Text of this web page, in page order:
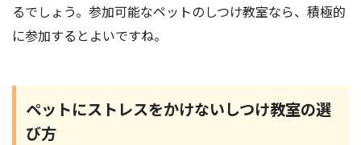
るでしょう。参加可能なペットのしつけ教室なら、積極的
に参加するとよいですね。
ペットにストレスをかけないしつけ教室の選
び方